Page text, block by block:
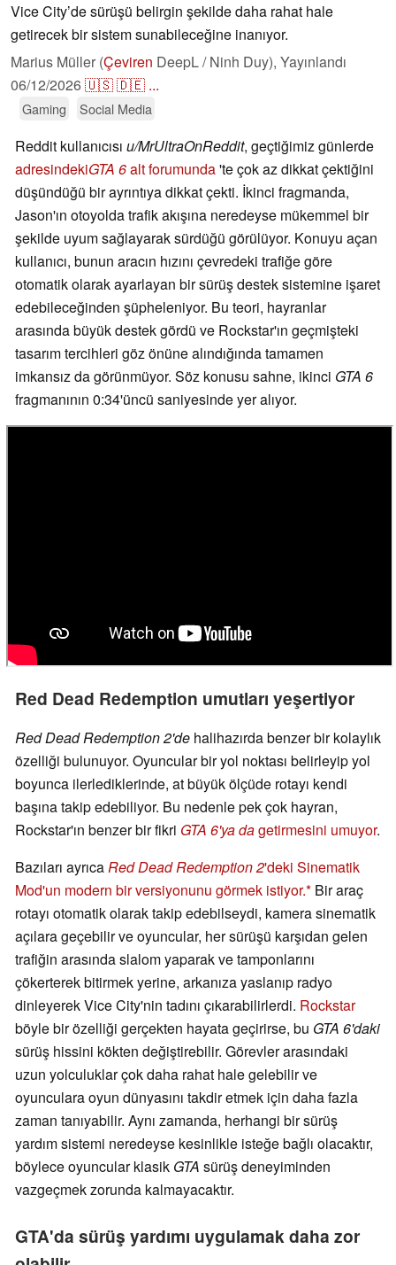
Vice City’de sürüşü belirgin şekilde daha rahat hale
getirecek bir sistem sunabileceğine inanıyor.
Marius Müller (Çeviren DeepL / Ninh Duy), Yayınlandı
06/12/2026🇺🇸🇩🇪 ...
Gaming Social Media
Reddit kullanıcısı u/MrUltraOnReddit, geçtiğimiz günlerde
adresindekiGTA 6alt forumunda'te çok az dikkat çektiğini
düşündüğü bir ayrıntıya dikkat çekti. İkinci fragmanda,
Jason'ın otoyolda trafik akışına neredeyse mükemmel bir
şekilde uyum sağlayarak sürdüğü görülüyor. Konuyu açan
kullanıcı, bunun aracın hızını çevredeki trafiğe göre
otomatik olarak ayarlayan bir sürüş destek sistemine işaret
edebileceğinden şüpheleniyor. Bu teori, hayranlar
arasında büyük destek gördü ve Rockstar'ın geçmişteki
tasarım tercihleri göz önüne alındığında tamamen
imkansız da görünmüyor. Söz konusu sahne, ikinci GTA 6
fragmanının 0:34'üncü saniyesinde yer alıyor.
Red Dead Redemption umutları yeşertiyor
Red Dead Redemption 2'de halihazırda benzer bir kolaylık
özelliği bulunuyor. Oyuncular bir yol noktası belirleyip yol
boyunca ilerlediklerinde, at büyük ölçüde rotayı kendi
başına takip edebiliyor. Bu nedenle pek çok hayran,
Rockstar'ın benzer bir fikri GTA 6'ya dagetirmesini umuyor.
Bazıları ayrıcaRed Dead Redemption 2'deki Sinematik
Mod'un modern bir versiyonunu görmek istiyor. Bir araç
rotayı otomatik olarak takip edebilseydi, kamera sinematik
açılara geçebilir ve oyuncular, her sürüşü karşıdan gelen
trafiğin arasında slalom yaparak ve tamponlarını
çökerterek bitirmek yerine, arkanıza yaslanıp radyo
dinleyerek Vice City'nin tadını çıkarabilirlerdi. Rockstar
böyle bir özelliği gerçekten hayata geçirirse, bu GTA 6'daki
sürüş hissini kökten değiştirebilir. Görevler arasındaki
uzun yolculuklar çok daha rahat hale gelebilir ve
oyunculara oyun dünyasını takdir etmek için daha fazla
zaman tanıyabilir. Aynı zamanda, herhangi bir sürüş
yardım sistemi neredeyse kesinlikle isteğe bağlı olacaktır,
böylece oyuncular klasik GTA sürüş deneyiminden
vazgeçmek zorunda kalmayacaktır.
GTA'da sürüş yardımı uygulamak daha zor